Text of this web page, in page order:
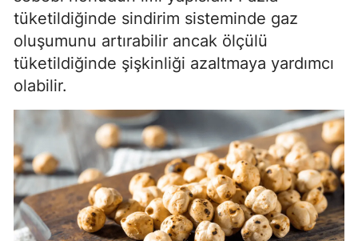
tüketildiğinde sindirim sisteminde gaz
oluşumunu artırabilir ancak ölçülü
tüketildiğinde şişkinliği azaltmaya yardımcı
olabilir.